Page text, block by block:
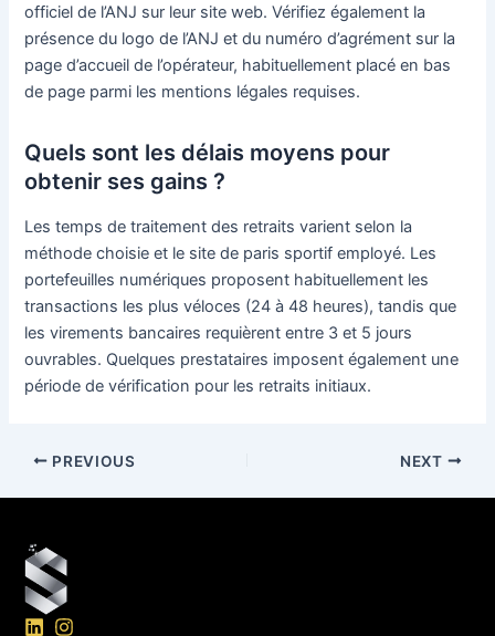
officiel de l’ANJ sur leur site web. Vérifiez également la
présence du logo de l’ANJ et du numéro d’agrément sur la
page d’accueil de l’opérateur, habituellement placé en bas
de page parmi les mentions légales requises.
Quels sont les délais moyens pour
obtenir ses gains ?
Les temps de traitement des retraits varient selon la
méthode choisie et le site de paris sportif employé. Les
portefeuilles numériques proposent habituellement les
transactions les plus véloces (24 à 48 heures), tandis que
les virements bancaires requièrent entre 3 et 5 jours
ouvrables. Quelques prestataires imposent également une
période de vérification pour les retraits initiaux.
PREVIOUS NEXT
L
I